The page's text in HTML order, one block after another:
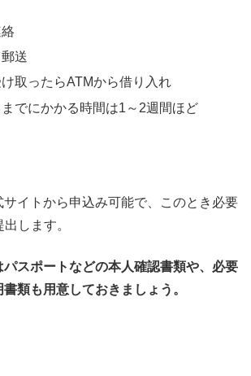
送
取ったらATMから借り入れ
でにかかる時間は1～2週間ほど
イトから申込み可能で、このとき必要
します。
スポートなどの本人確認書類や、必要
類も用意しておきましょう。